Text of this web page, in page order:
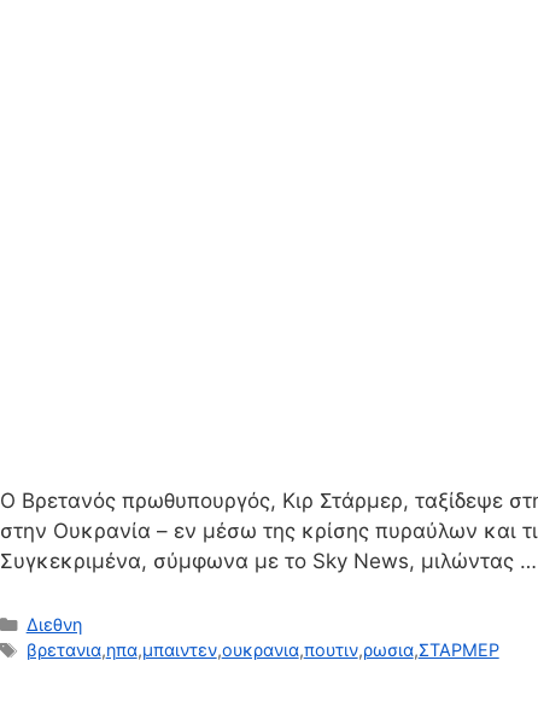
Ο Βρετανός πρωθυπουργός, Κιρ Στάρμερ, ταξίδεψε
στην Ουκρανία – εν μέσω της κρίσης πυραύλων και
Συγκεκριμένα, σύμφωνα με το Sky News, μιλώντας …
Κατηγορίες
Διεθνη
Ετικέτες
βρετανια,ηπα,μπαιντεν,ουκρανια,πουτιν,ρωσια,ΣΤΑΡΜΕΡ